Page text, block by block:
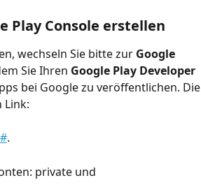
Play Console erstellen
wechseln Sie bitte zur Google
Sie Ihren Google Play Developer
bei Google zu veröffentlichen. Die
Link:
.
private und